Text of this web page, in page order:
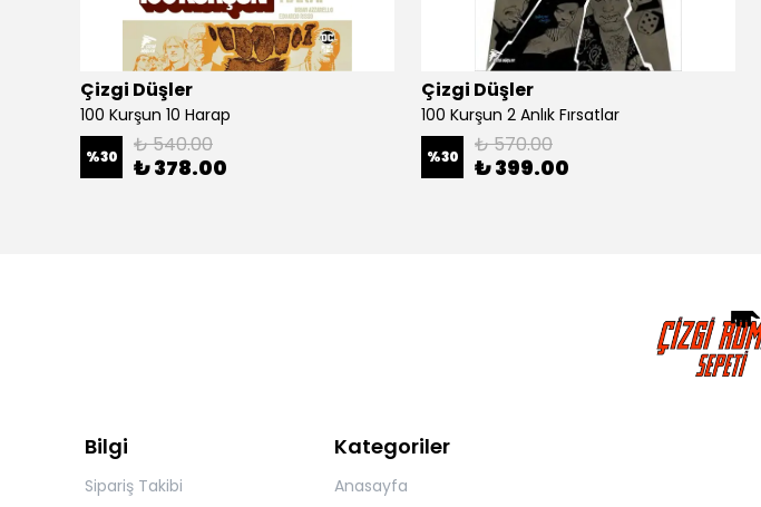
Çizgi Düşler
100 Kurşun 10 Harap
%30 ₺ 540.00
₺ 378.00
Çizgi Düşler
100 Kurşun 2 Anlık Fırsatlar
%30 ₺ 570.00
₺ 399.00
Bilgi
Sipariş Takibi
Kategoriler
Anasayfa